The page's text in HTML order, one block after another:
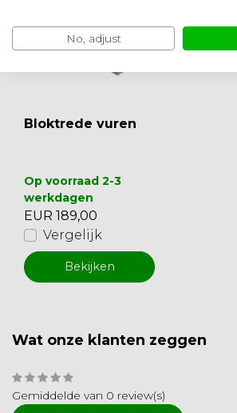
Bloktrede vuren
Op voorraad 2-3
werkdagen
EUR 189,00
Vergelijk
Bekijken
Wat onze klanten zeggen
Gemiddelde van 0 review(s)
No, adjust